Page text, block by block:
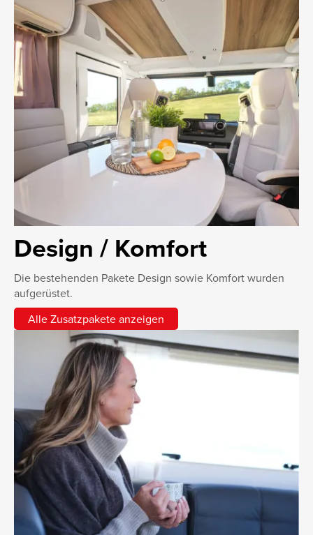
Design / Komfort
Die bestehenden Pakete Design sowie Komfort wurden
aufgerüstet.
Alle Zusatzpakete anzeigen